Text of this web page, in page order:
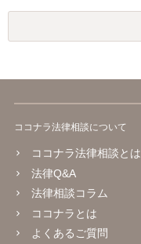
ココナラ法律相談について
ココナラ法律相談とは
法律Q&A
法律相談コラム
ココナラとは
よくあるご質問